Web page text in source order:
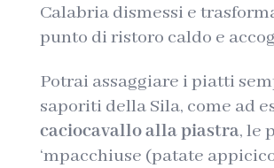
Calabria dismessi e
punto di ristoro caldo e
Potrai assaggiare i piatti
saporiti della Sila, come ad
caciocavallo alla piastra, le
‘mpacchiuse (patate